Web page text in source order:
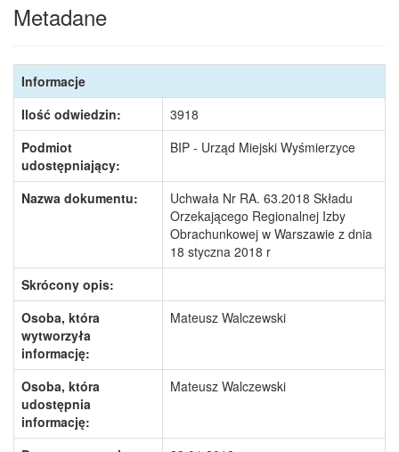
Metadane
Informacje
Ilość odwiedzin:
3918
Podmiot
udostępniający:
BIP - Urząd Miejski Wyśmierzyce
Nazwa dokumentu:
Uchwała Nr RA. 63.2018 Składu
Orzekającego Regionalnej Izby
Obrachunkowej w Warszawie z dnia
18 styczna 2018 r
Skrócony opis:
Osoba, która
wytworzyła
informację:
Mateusz Walczewski
Osoba, która
udostępnia
informację:
Mateusz Walczewski